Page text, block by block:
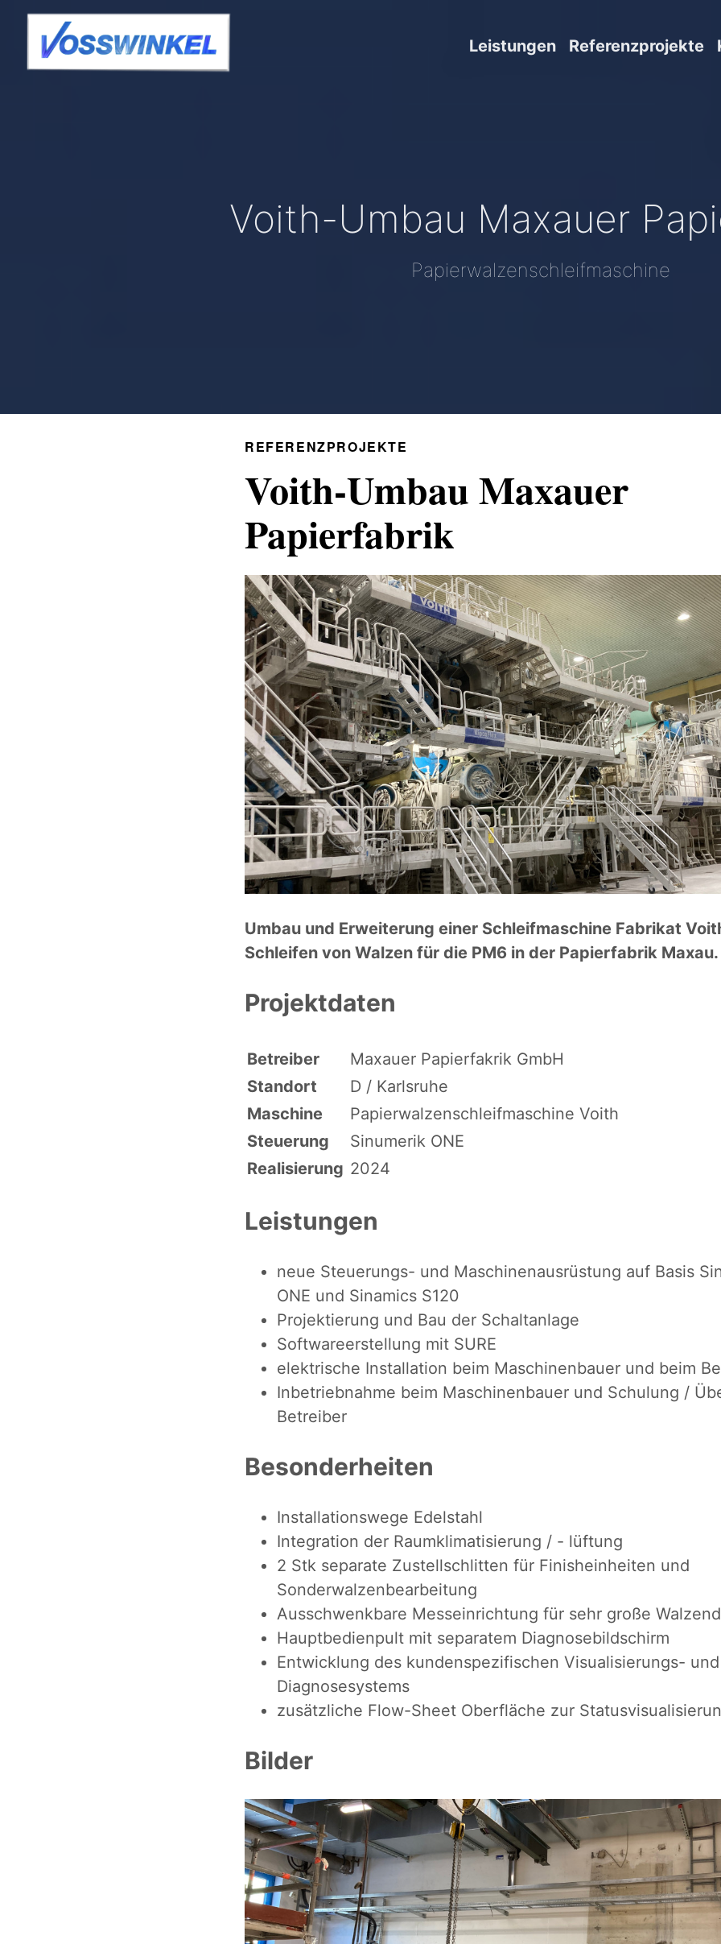
Leistungen Referenzprojekte
Voith-Umbau Maxauer
Papierwalzenschleifmaschine
REFERENZPROJEKTE
Voith-Umbau Maxauer
Papierfabrik
Umbau und Erweiterung einer Schleifmaschine Fabrikat
Schleifen von Walzen für die PM6 in der Papierfabrik Maxau.
Projektdaten
Betreiber
Maxauer Papierfakrik GmbH
Standort
D / Karlsruhe
Maschine
Papierwalzenschleifmaschine Voith
Steuerung
Sinumerik ONE
Realisierung 2024
Leistungen
neue Steuerungs- und Maschinenausrüstung auf Basis
ONE und Sinamics S120
Projektierung und Bau der Schaltanlage
Softwareerstellung mit SURE
elektrische Installation beim Maschinenbauer und beim
Inbetriebnahme beim Maschinenbauer und Schulung /
Betreiber
Besonderheiten
Installationswege Edelstahl
Integration der Raumklimatisierung / - lüftung
2 Stk separate Zustellschlitten für Finisheinheiten und
Sonderwalzenbearbeitung
Ausschwenkbare Messeinrichtung für sehr große
Hauptbedienpult mit separatem Diagnosebildschirm
Entwicklung des kundenspezifischen Visualisierungs- und
Diagnosesystems
zusätzliche Flow-Sheet Oberfläche zur
Bilder